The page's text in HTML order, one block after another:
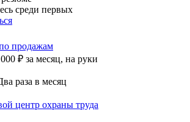
среди первых
продажам
₽ за месяц, на руки
раза в месяц
центр охраны труда